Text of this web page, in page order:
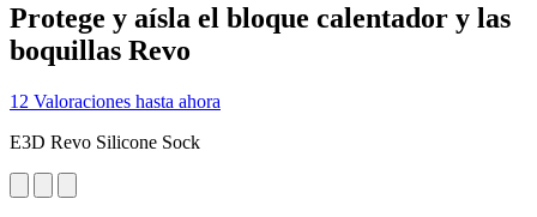
Protege y aísla el bloque calentador y las
boquillas Revo
12 Valoraciones hasta ahora
E3D Revo Silicone Sock